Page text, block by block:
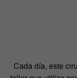
Cada día, este